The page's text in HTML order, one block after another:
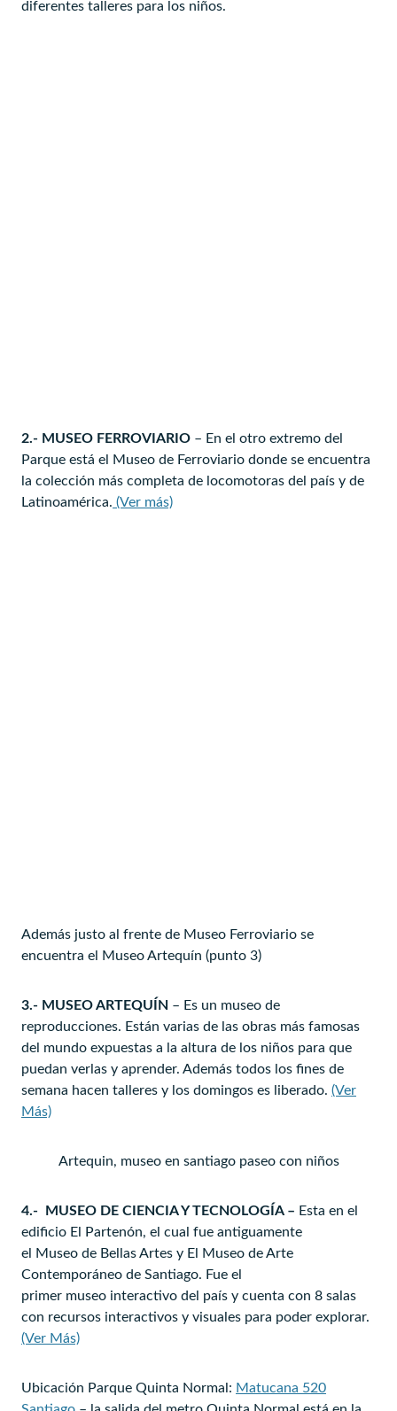
diferentes talleres para los niños.
2.- MUSEO FERROVIARIO – En el otro extremo del
Parque está el Museo de Ferroviario donde se encuentra
la colección más completa de locomotoras del país y de
Latinoamérica. (Ver más)
Además justo al frente de Museo Ferroviario se
encuentra el Museo Artequín (punto 3)
3.- MUSEO ARTEQUÍN – Es un museo de
reproducciones. Están varias de las obras más famosas
del mundo expuestas a la altura de los niños para que
puedan verlas y aprender. Además todos los fines de
semana hacen talleres y los domingos es liberado. (Ver
Más)
Artequin, museo en santiago paseo con niños
4.- MUSEO DE CIENCIA Y TECNOLOGÍA – Esta en el
edificio El Partenón, el cual fue antiguamente
el Museo de Bellas Artes y El Museo de Arte
Contemporáneo de Santiago. Fue el
primer museo interactivo del país y cuenta con 8 salas
con recursos interactivos y visuales para poder explorar.
(Ver Más)
Ubicación Parque Quinta Normal: Matucana 520